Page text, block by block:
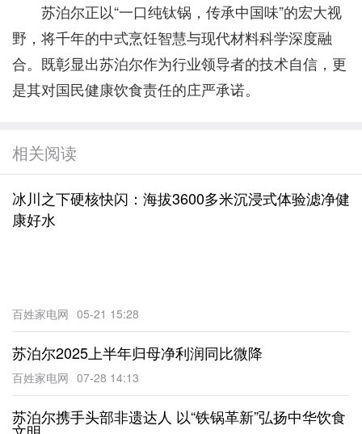
苏泊尔正以“一口纯钛锅，传承中国味”的宏大视
野，将千年的中式烹饪智慧与现代材料科学深度融
合。既彰显出苏泊尔作为行业领导者的技术自信，更
是其对国民健康饮食责任的庄严承诺。
相关阅读
冰川之下硬核快闪：海拔3600多米沉浸式体验滤净健
康好水
百姓家电网 05-21 15:28
苏泊尔2025上半年归母净利润同比微降
百姓家电网 07-28 14:13
苏泊尔携手头部非遗达人 以“铁锅革新”弘扬中华饮食